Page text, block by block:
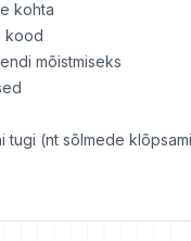
kohta
kood
mõistmiseks
tugi (nt sõlmede